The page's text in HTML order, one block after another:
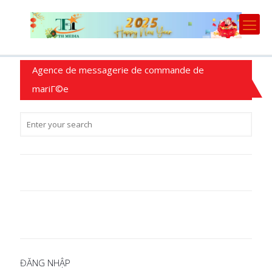
Agence de messagerie de commande de
mariГ©e
ĐĂNG NHẬP